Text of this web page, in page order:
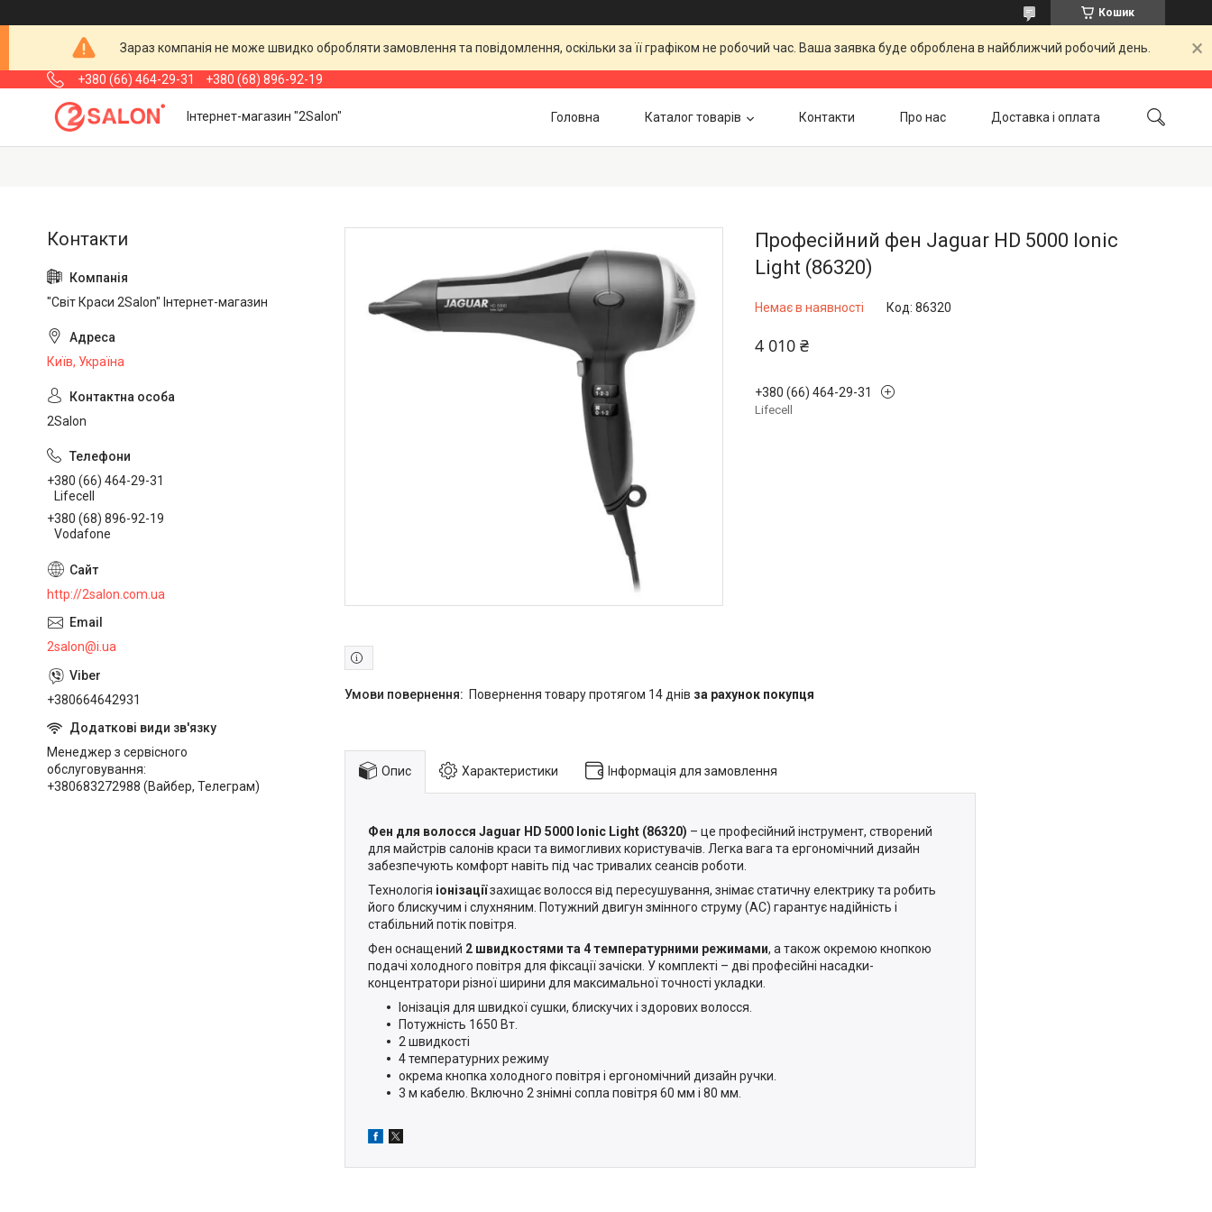
Кошик
Зараз компанія не може швидко обробляти замовлення та повідомлення, оскільки за її графіком не робочий час. Ваша заявка буде оброблена в найближчий робочий день.
+380 (66) 464-29-31 +380 (68) 896-92-19
Інтернет-магазин "2Salon" Головна Каталог товарів Контакти Про нас Доставка і оплата
Професійний фен Jaguar НD 5000 Ionic
Light (86320)
Немає в наявності Код: 86320
4 010 ₴
+380 (66) 464-29-31
Lifecell
повернення товару протягом 14 днів за рахунок покупця
Опис Характеристики Інформація для замовлення
Фен для волосся Jaguar HD 5000 Ionic Light (86320) – це професійний інструмент, створений
для майстрів салонів краси та вимогливих користувачів. Легка вага та ергономічний дизайн
забезпечують комфорт навіть під час тривалих сеансів роботи.
Технологія іонізаціїзахищає волосся від пересушування, знімає статичну електрику та робить
його блискучим і слухняним. Потужний двигун змінного струму (AC) гарантує надійність і
стабільний потік повітря.
Фен оснащений 2 швидкостями та 4 температурними режимами, а також окремою кнопкою
подачі холодного повітря для фіксації зачіски. У комплекті – дві професійні насадки-
концентратори різної ширини для максимальної точності укладки.
Іонізація для швидкої сушки, блискучих і здорових волосся.
Потужність 1650 Вт.
2 швидкості
4 температурних режиму
окрема кнопка холодного повітря і ергономічний дизайн ручки.
3 м кабелю. Включно 2 знімні сопла повітря 60 мм і 80 мм.
"Світ Краси 2Salon" Інтернет-магазин
Київ, Україна
2Salon
+380 (66) 464-29-31
Lifecell
+380 (68) 896-92-19
Vodafone
http://2salon.com.ua
2salon@i.ua
+380664642931
Менеджер з сервісного
обслуговування
+380683272988 (Вайбер, Телеграм)